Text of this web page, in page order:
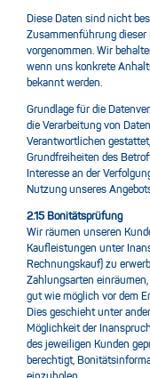
Diese Daten sind nicht
Zusammenführung
vorgenommen. Wir
wenn uns konkrete
bekannt werden.
Grundlage für die
die Verarbeitung von
Verantwortlichen
Grundfreiheiten des
Interesse an der
Nutzung unseres
2.15 Bonitätsprüfung
Wir räumen unseren
Kaufleistungen unter
Rechnungskauf) zu
Zahlungsarten
gut wie möglich vor dem
Dies geschieht unter
Möglichkeit der
des jeweiligen Kunden
berechtigt,